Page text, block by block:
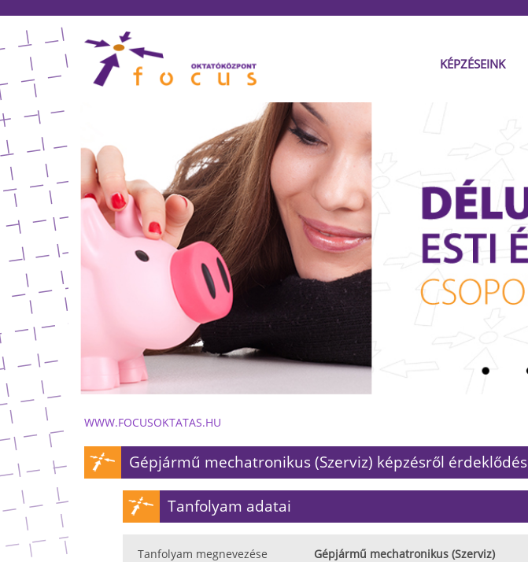
KÉPZÉSEINK
WWW.FOCUSOKTATAS.HU
Gépjármű mechatronikus (Szerviz) képzésről érdeklődés
Tanfolyam adatai
Tanfolyam megnevezése Gépjármű mechatronikus (Szerviz)